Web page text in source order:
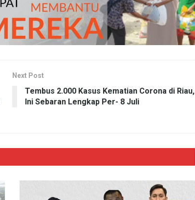
Next Post
Tembus 2.000 Kasus Kematian Corona di Riau,
Ini Sebaran Lengkap Per- 8 Juli